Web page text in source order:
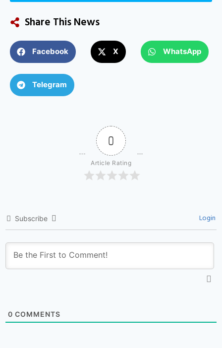
Share This News
Facebook X WhatsApp
Telegram
0
Article Rating
Subscribe Login
0 COMMENTS